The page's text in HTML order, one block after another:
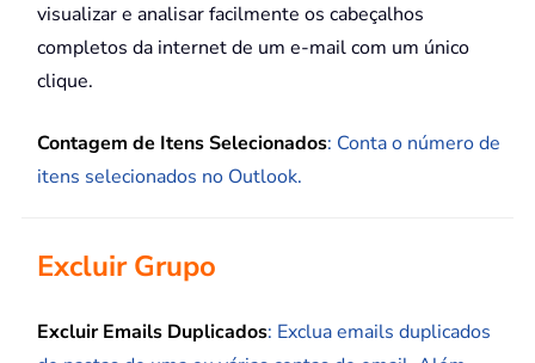
visualizar e analisar facilmente os cabeçalhos
completos da internet de um e-mail com um único
clique.
Contagem de Itens Selecionados: Conta o número de
itens selecionados no Outlook.
Excluir Grupo
Excluir Emails Duplicados: Exclua emails duplicados